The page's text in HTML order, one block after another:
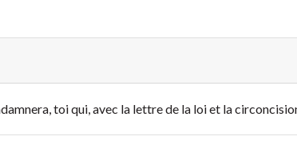
toi qui, avec la lettre de la loi et la